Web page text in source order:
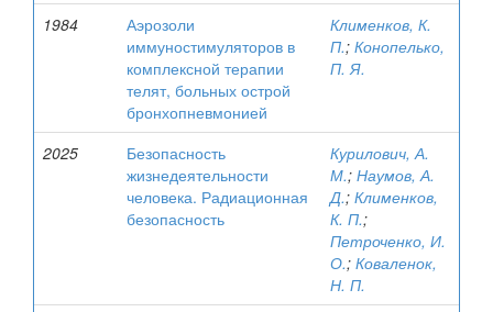
1984
Аэрозоли
иммуностимуляторов в
комплексной терапии
телят, больных острой
бронхопневмонией
Клименков, К.
П.; Конопелько,
П. Я.
2025
Безопасность
жизнедеятельности
человека. Радиационная
безопасность
Курилович, А.
М.; Наумов, А.
Д.; Клименков,
К. П.;
Петроченко, И.
О.; Коваленок,
Н. П.